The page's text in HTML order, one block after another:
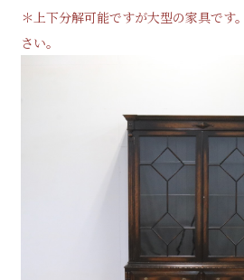
＊上下分解可能ですが大型の家具です
さい。